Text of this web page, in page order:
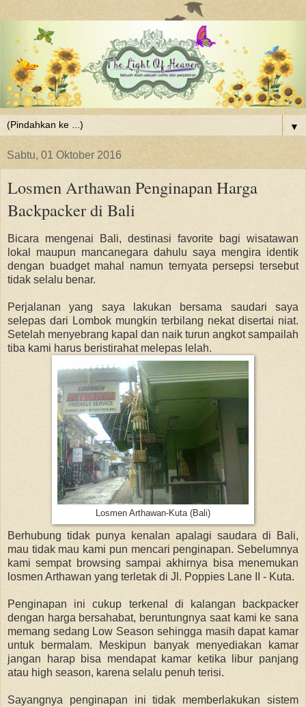
▼
Sabtu, 01 Oktober 2016
Losmen Arthawan Penginapan Harga
Backpacker di Bali
Bicara mengenai Bali, destinasi favorite bagi wisatawan
lokal maupun mancanegara dahulu saya mengira identik
dengan buadget mahal namun ternyata persepsi tersebut
tidak selalu benar.
Perjalanan yang saya lakukan bersama saudari saya
selepas dari Lombok mungkin terbilang nekat disertai niat.
Setelah menyebrang kapal dan naik turun angkot sampailah
tiba kami harus beristirahat melepas lelah.
Losmen Arthawan-Kuta (Bali)
Berhubung tidak punya kenalan apalagi saudara di Bali,
mau tidak mau kami pun mencari penginapan. Sebelumnya
kami sempat browsing sampai akhirnya bisa menemukan
losmen Arthawan yang terletak di Jl. Poppies Lane II - Kuta.
Penginapan ini cukup terkenal di kalangan backpacker
dengan harga bersahabat, beruntungnya saat kami ke sana
memang sedang Low Season sehingga masih dapat kamar
untuk bermalam. Meskipun banyak menyediakan kamar
jangan harap bisa mendapat kamar ketika libur panjang
atau high season, karena selalu penuh terisi.
Sayangnya penginapan ini tidak memberlakukan sistem